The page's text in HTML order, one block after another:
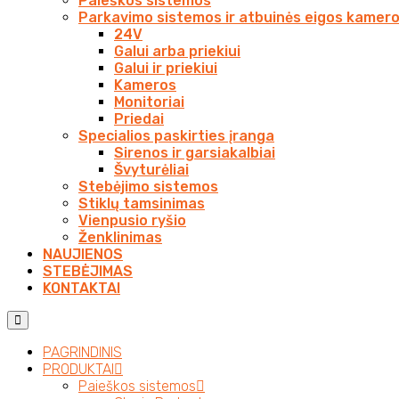
Parkavimo sistemos ir atbuinės eigos
24V
Galui arba priekiui
Galui ir priekiui
Kameros
Monitoriai
Priedai
Specialios paskirties įranga
Sirenos ir garsiakalbiai
Švyturėliai
Stebėjimo sistemos
Stiklų tamsinimas
Vienpusio ryšio
Ženklinimas
NAUJIENOS
STEBĖJIMAS
KONTAKTAI
PAGRINDINIS
PRODUKTAI
Paieškos sistemos